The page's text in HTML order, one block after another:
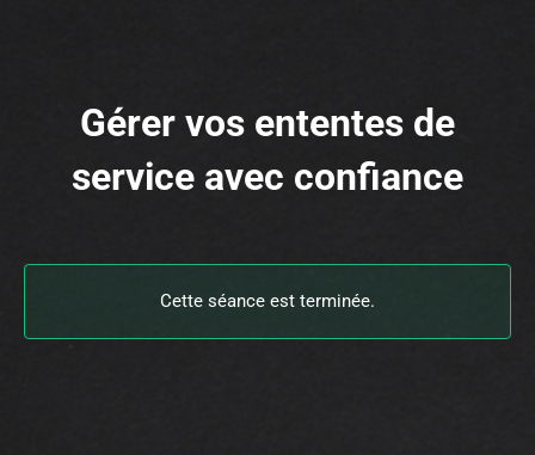
Gérer vos ententes de
service avec confiance
Cette séance est terminée.